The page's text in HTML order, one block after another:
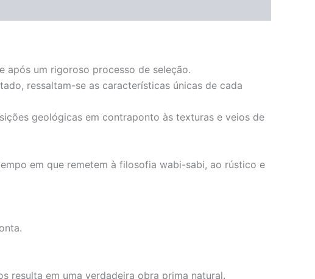
após um rigoroso processo de seleção.
ressaltam-se as características únicas de cada
geológicas em contraponto às texturas e veios de
em que remetem à filosofia wabi-sabi, ao rústico e
resulta em uma verdadeira obra prima natural.